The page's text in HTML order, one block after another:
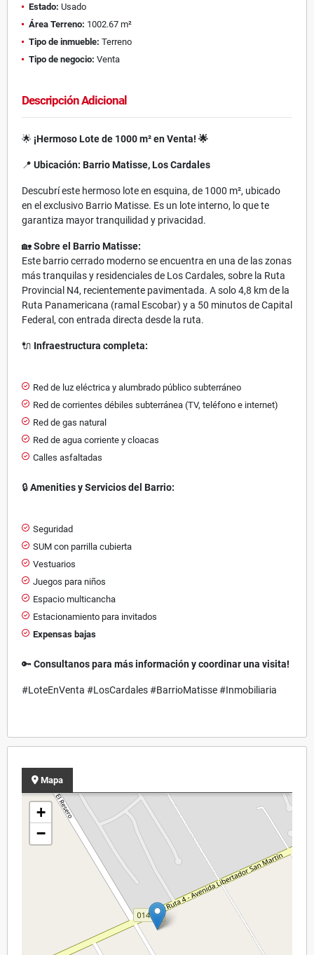
Estado: Usado
Área Terreno: 1002.67 m²
Tipo de inmueble: Terreno
Tipo de negocio: Venta
Descripción Adicional
🌟 ¡Hermoso Lote de 1000 m² en Venta! 🌟
📍 Ubicación: Barrio Matisse, Los Cardales
Descubrí este hermoso lote en esquina, de 1000 m², ubicado
en el exclusivo Barrio Matisse. Es un lote interno, lo que te
garantiza mayor tranquilidad y privacidad.
🏡Sobre el Barrio Matisse:
Este barrio cerrado moderno se encuentra en una de las zonas
más tranquilas y residenciales de Los Cardales, sobre la Ruta
Provincial N4, recientemente pavimentada. A solo 4,8 km de la
Ruta Panamericana (ramal Escobar) y a 50 minutos de Capital
Federal, con entrada directa desde la ruta.
🔌 Infraestructura completa:
Red de luz eléctrica y alumbrado público subterráneo
Red de corrientes débiles subterránea (TV, teléfono e internet)
Red de gas natural
Red de agua corriente y cloacas
Calles asfaltadas
🔒Amenities y Servicios del Barrio:
Seguridad
SUM con parrilla cubierta
Vestuarios
Juegos para niños
Espacio multicancha
Estacionamiento para invitados
Expensas bajas
🔑Consultanos para más información y coordinar una visita!
#LoteEnVenta #LosCardales #BarrioMatisse #Inmobiliaria
Mapa
+
−